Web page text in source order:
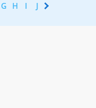
G H I J K